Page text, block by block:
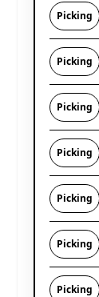
Picking
Picking
Picking
Picking
Picking
Picking
Picking